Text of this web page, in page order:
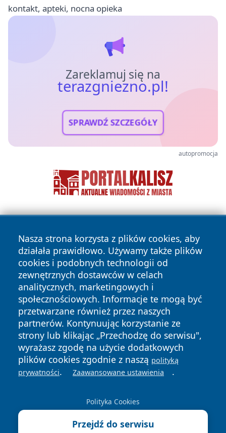
kontakt, apteki, nocna opieka
Zareklamuj się na
terazgniezno.pl!
SPRAWDŹ SZCZEGÓŁY
autopromocja
Nasza strona korzysta z plików cookies, aby
działała prawidłowo. Używamy także plików
cookies i podobnych technologii od
zewnętrznych dostawców w celach
analitycznych, marketingowych i
społecznościowych. Informacje te mogą być
przetwarzane również przez naszych
partnerów. Kontynuując korzystanie ze
strony lub klikając „Przechodzę do serwisu",
wyrażasz zgodę na użycie dodatkowych
plików cookies zgodnie z naszą polityką
prywatności. Zaawansowane ustawienia .
Polityka Cookies
Przejdź do serwisu
Copyright © 2026 terazgniezno.pl Wszystkie prawa
zastrzeżone.
News Autorzy
Polityka
Prywatności
Polityka
Cookies